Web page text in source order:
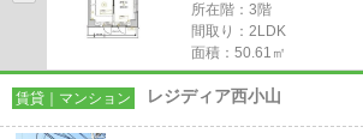
所在階：3階
間取り：2LDK
面積：50.61㎡
賃貸｜マンション レジディア西小山